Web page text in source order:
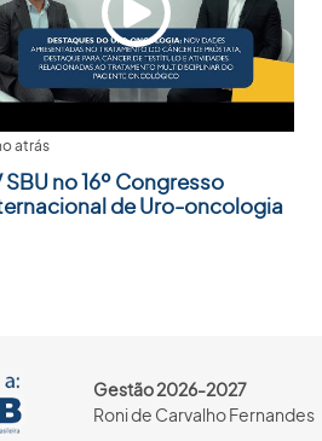
atrás
SBU no 16º Congresso
de Uro-oncologia
Gestão 2026-2027
Roni de Carvalho Fernandes